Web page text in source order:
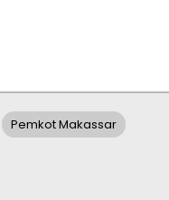
Pemkot Makassar